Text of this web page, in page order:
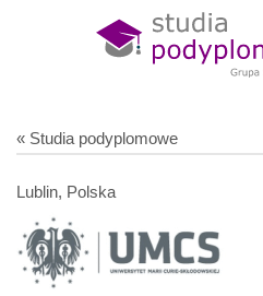
« Studia podyplomowe
Lublin, Polska